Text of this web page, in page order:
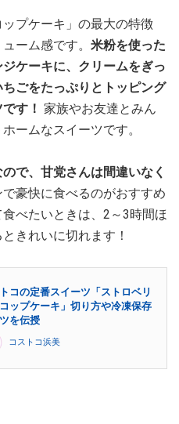
プケーキ」の最大の特徴
ーム感です。 米粉を使った
ケーキに、クリームをぎっ
ごをたっぷりとトッピング
す！ 家族やお友達とみん
ームなスイーツです。
で、甘党さんは間違いなく
で豪快に食べるのがおすすめ
べたいときは、2～3時間ほ
きれいに切れます！
コの定番スイーツ「ストロベリ
ップケーキ」切り方や冷凍保存
を伝授
コストコ浜美